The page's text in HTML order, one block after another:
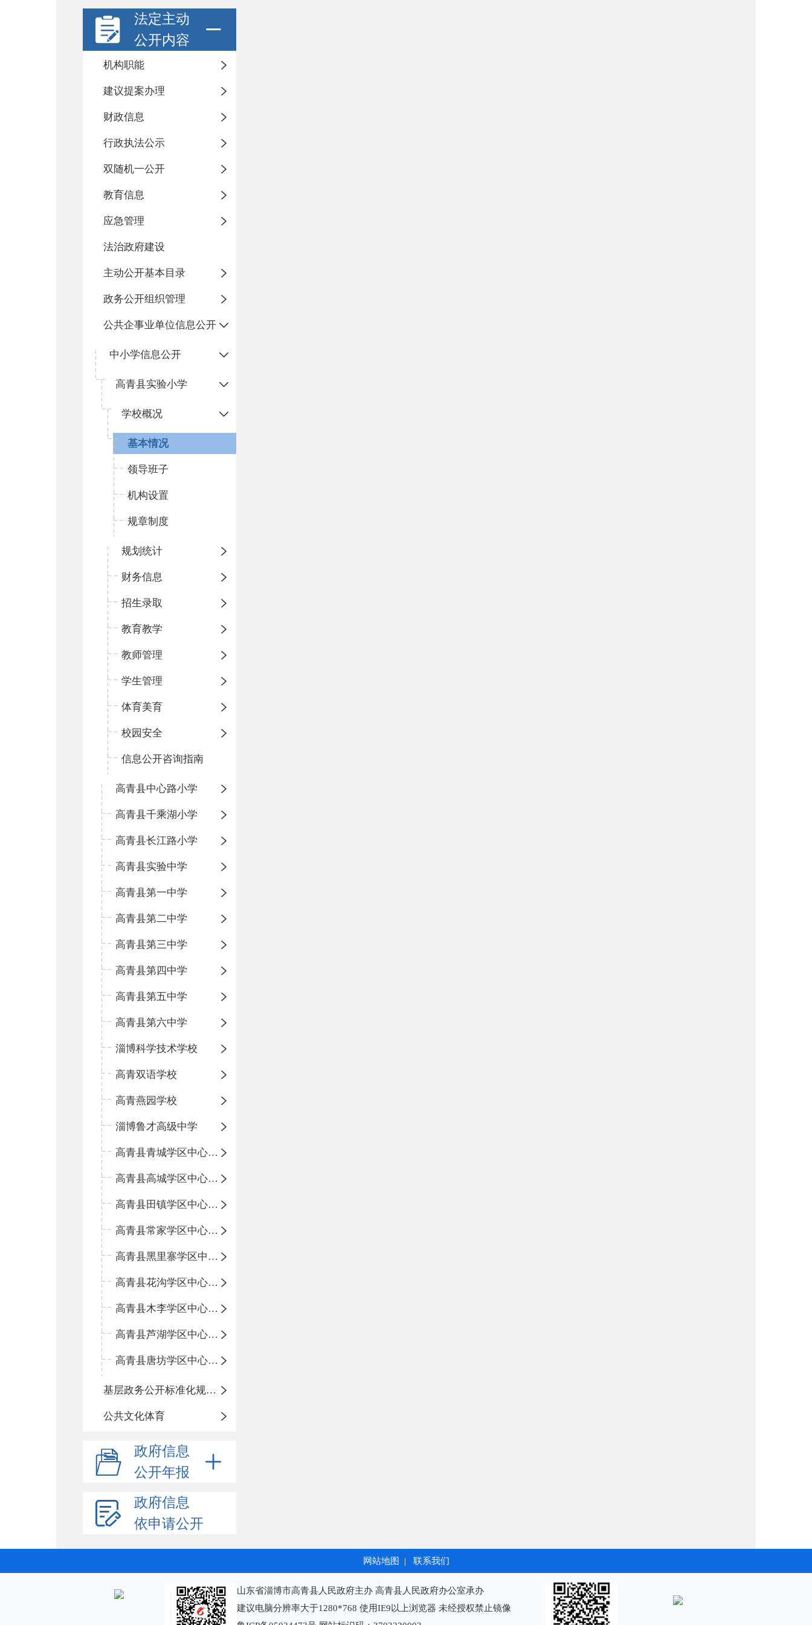
法定主动
公开内容
机构职能
建议提案办理
财政信息
行政执法公示
双随机一公开
教育信息
应急管理
法治政府建设
主动公开基本目录
政务公开组织管理
公共企事业单位信息公开
中小学信息公开
高青县实验小学
学校概况
基本情况
领导班子
机构设置
规章制度
规划统计
财务信息
招生录取
教育教学
教师管理
学生管理
体育美育
校园安全
信息公开咨询指南
高青县中心路小学
高青县千乘湖小学
高青县长江路小学
高青县实验中学
高青县第一中学
高青县第二中学
高青县第三中学
高青县第四中学
高青县第五中学
高青县第六中学
淄博科学技术学校
高青双语学校
高青燕园学校
淄博鲁才高级中学
高青县青城学区中心小学
高青县高城学区中心小学
高青县田镇学区中心小学
高青县常家学区中心小学
高青县黑里寨学区中心小学
高青县花沟学区中心小学
高青县木李学区中心小学
高青县芦湖学区中心小学
高青县唐坊学区中心小学
基层政务公开标准化规范化
公共文化体育
政府信息
公开年报
政府信息
依申请公开
网站地图 | 联系我们
山东省淄博市高青县人民政府主办 高青县人民政府办公室承办
建议电脑分辨率大于1280*768 使用IE9以上浏览器 未经授权禁止镜像